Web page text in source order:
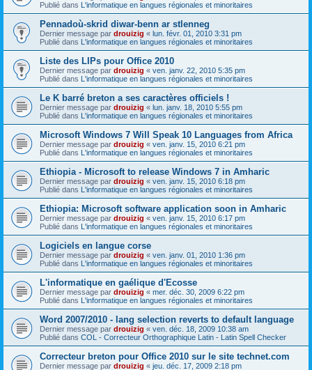
Publié dans L'informatique en langues régionales et minoritaires
Pennadoù-skrid diwar-benn ar stlenneg
Dernier message par drouizig « lun. févr. 01, 2010 3:31 pm
Publié dans L'informatique en langues régionales et minoritaires
Liste des LIPs pour Office 2010
Dernier message par drouizig « ven. janv. 22, 2010 5:35 pm
Publié dans L'informatique en langues régionales et minoritaires
Le K barré breton a ses caractères officiels !
Dernier message par drouizig « lun. janv. 18, 2010 5:55 pm
Publié dans L'informatique en langues régionales et minoritaires
Microsoft Windows 7 Will Speak 10 Languages from Africa
Dernier message par drouizig « ven. janv. 15, 2010 6:21 pm
Publié dans L'informatique en langues régionales et minoritaires
Ethiopia - Microsoft to release Windows 7 in Amharic
Dernier message par drouizig « ven. janv. 15, 2010 6:18 pm
Publié dans L'informatique en langues régionales et minoritaires
Ethiopia: Microsoft software application soon in Amharic
Dernier message par drouizig « ven. janv. 15, 2010 6:17 pm
Publié dans L'informatique en langues régionales et minoritaires
Logiciels en langue corse
Dernier message par drouizig « ven. janv. 01, 2010 1:36 pm
Publié dans L'informatique en langues régionales et minoritaires
L'informatique en gaélique d'Ecosse
Dernier message par drouizig « mer. déc. 30, 2009 6:22 pm
Publié dans L'informatique en langues régionales et minoritaires
Word 2007/2010 - lang selection reverts to default language
Dernier message par drouizig « ven. déc. 18, 2009 10:38 am
Publié dans COL - Correcteur Orthographique Latin - Latin Spell Checker
Correcteur breton pour Office 2010 sur le site technet.com
Dernier message par drouizig « jeu. déc. 17, 2009 2:18 pm